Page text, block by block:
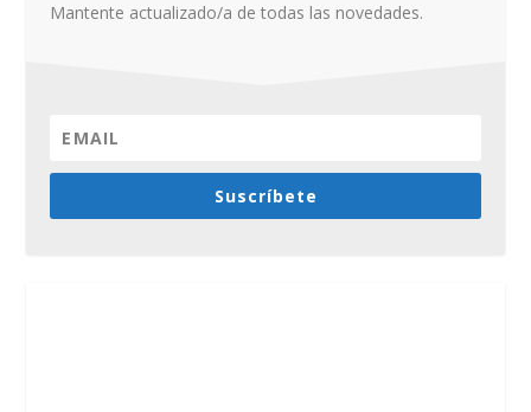
Mantente actualizado/a de todas las novedades.
Suscríbete